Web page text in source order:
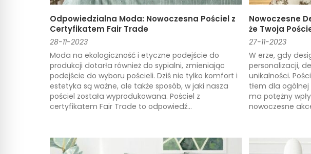
Odpowiedzialna Moda: Nowoczesna Pościel z
Certyfikatem Fair Trade
28-11-2023
Moda na ekologiczność i etyczne podejście do
produkcji dotarła również do sypialni, zmieniając
podejście do wyboru pościeli. Dziś nie tylko komfort i
estetyka są ważne, ale także sposób, w jaki nasza
pościel została wyprodukowana. Pościel z
certyfikatem Fair Trade to odpowiedź...
Nowoczesne
że Twoja
27-11-2023
W erze, gdy
personalizacji,
unikalności.
tłem dla
ma potężny
nowoczesne